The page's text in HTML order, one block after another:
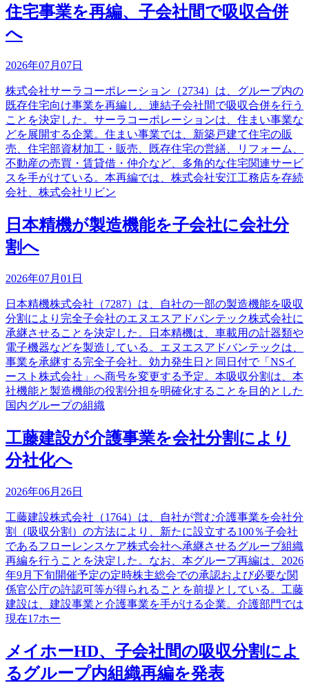
住宅事業を再編、子会社間で吸収合併
へ
2026年07月07日
株式会社サーラコーポレーション（2734）は、グループ内の
既存住宅向け事業を再編し、連結子会社間で吸収合併を行う
ことを決定した。サーラコーポレーションは、住まい事業な
どを展開する企業。住まい事業では、新築戸建て住宅の販
売、住宅部資材加工・販売、既存住宅の営繕、リフォーム、
不動産の売買・賃貸借・仲介など、多角的な住宅関連サービ
スを手がけている。本再編では、株式会社安江工務店を存続
会社、株式会社リビン
日本精機が製造機能を子会社に会社分
割へ
2026年07月01日
日本精機株式会社（7287）は、自社の一部の製造機能を吸収
分割により完全子会社のエヌエスアドバンテック株式会社に
承継させることを決定した。日本精機は、車載用の計器類や
電子機器などを製造している。エヌエスアドバンテックは、
事業を承継する完全子会社。効力発生日と同日付で「NSイ
ースト株式会社」へ商号を変更する予定。本吸収分割は、本
社機能と製造機能の役割分担を明確化することを目的とした
国内グループの組織
工藤建設が介護事業を会社分割により
分社化へ
2026年06月26日
工藤建設株式会社（1764）は、自社が営む介護事業を会社分
割（吸収分割）の方法により、新たに設立する100％子会社
であるフローレンスケア株式会社へ承継させるグループ組織
再編を行うことを決定した。なお、本グループ再編は、2026
年9月下旬開催予定の定時株主総会での承認および必要な関
係官公庁の許認可等が得られることを前提としている。工藤
建設は、建設事業と介護事業を手がける企業。介護部門では
現在17ホー
メイホーHD、子会社間の吸収分割によ
るグループ内組織再編を発表